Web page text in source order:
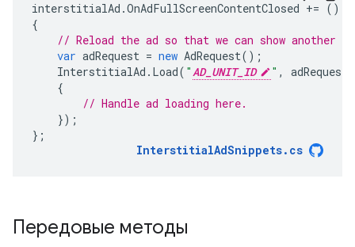
interstitialAd .OnAdFullScreenContentClosed += ()
{
// Reload the ad so that we can show another
var adRequest = new AdRequest();
InterstitialAd . Load( "AD_UNIT_ID " , adRequest
{
// Handle ad loading here.
});
};
InterstitialAdSnippets. cs
Передовые методы